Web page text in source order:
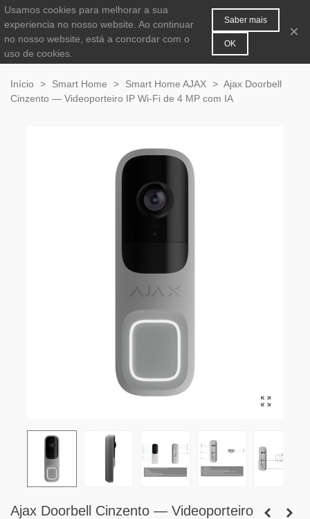
0
Início > Smart Home > Smart Home AJAX > Ajax Doorbell
Cinzento — Videoporteiro IP Wi-Fi de 4 MP com IA
Ajax Doorbell Cinzento — Videoporteiro
Usamos cookies para melhorar a sua
experiencia no nosso website. Ao continuar
no nosso website, está a concordar com o
uso de cookies.
Saber mais
OK
×